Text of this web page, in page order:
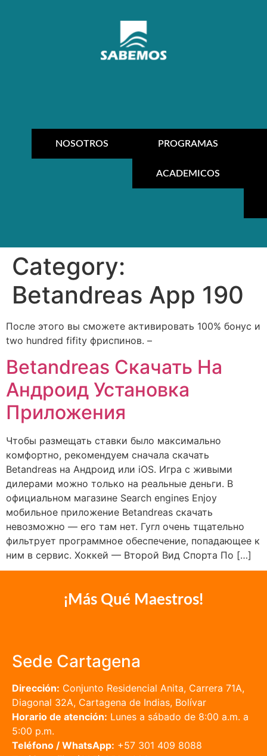
NOSOTROS PROGRAMAS
ACADEMICOS
Category:
Betandreas App 190
После этого вы сможете активировать 100% бонус и
two hundred fifity фриспинов. –
Betandreas Скачать На
Андроид Установка
Приложения
Чтобы размещать ставки было максимально
комфортно, рекомендуем сначала скачать
Betandreas на Андроид или iOS. Игра с живыми
дилерами можно только на реальные деньги. В
официальном магазине Search engines Enjoy
мобильное приложение Betandreas скачать
невозможно — его там нет. Гугл очень тщательно
фильтрует программное обеспечение, попадающее к
ним в сервис. Хоккей — Второй Вид Спорта По […]
¡Más Qué Maestros!
Sede Cartagena
Dirección: Conjunto Residencial Anita, Carrera 71A,
Diagonal 32A, Cartagena de Indias, Bolívar
Horario de atención: Lunes a sábado de 8:00 a.m. a
5:00 p.m.
Teléfono / WhatsApp: +57 301 409 8088